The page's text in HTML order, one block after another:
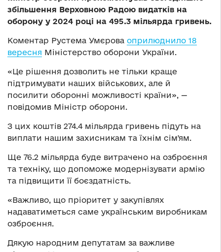
збільшення Верховною Радою видатків на
оборону у 2024 році на 495.3 мільярда гривень.
Коментар Рустема Умєрова оприлюднило 18
вересня Міністерство оборони України.
«Це рішення дозволить не тільки краще
підтримувати наших військових, але й
посилити оборонні можливості країни», —
повідомив Міністр оборони.
З цих коштів 274.4 мільярда гривень підуть на
виплати нашим захисникам та їхнім сімʼям.
Ще 76.2 мільярда буде витрачено на озброєння
та техніку, що допоможе модернізувати армію
та підвищити її боєздатність.
«Важливо, що пріоритет у закупівлях
надаватиметься саме українським виробникам
озброєння.
Дякую народним депутатам за важливе